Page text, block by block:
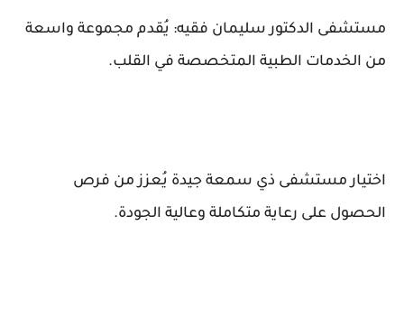
مستشفى الدكتور سليمان فقيه: يُقدم مجموعة واسعة
من الخدمات الطبية المتخصصة في القلب.
اختيار مستشفى ذي سمعة جيدة يُعزز من فرص
الحصول على رعاية متكاملة وعالية الجودة.